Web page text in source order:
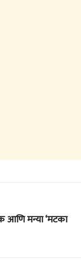
आणि मन्या ‘मटका